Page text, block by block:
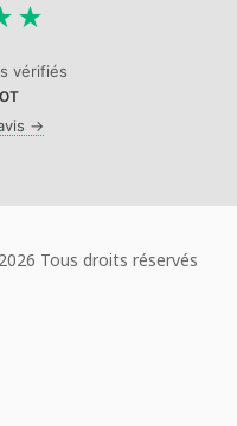
★
vérifiés
→
2026 Tous droits réservés